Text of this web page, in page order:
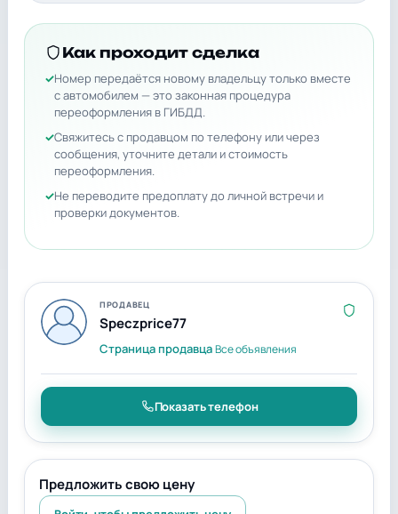
Как проходит сделка
Номер передаётся новому владельцу только вместе
с автомобилем — это законная процедура
переоформления в ГИБДД.
Свяжитесь с продавцом по телефону или через
сообщения, уточните детали и стоимость
переоформления.
Не переводите предоплату до личной встречи и
проверки документов.
ПРОДАВЕЦ
Speczprice77
Страница продавцаВсе объявления
Показать телефон
Предложить свою цену